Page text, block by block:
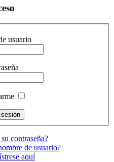
usuario
contraseña?
de usuario?
aquí